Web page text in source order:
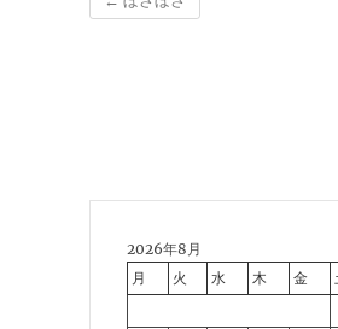
2026年8月
月
火 水 木 金